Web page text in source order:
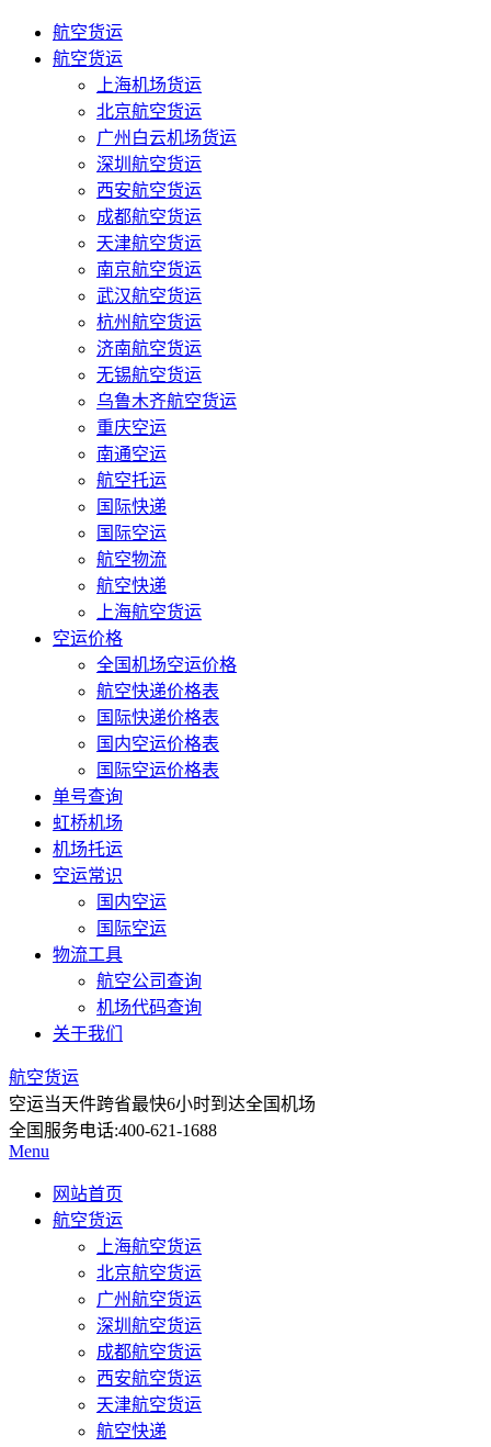
航空货运
航空货运
上海机场货运
北京航空货运
广州白云机场货运
深圳航空货运
西安航空货运
成都航空货运
天津航空货运
南京航空货运
武汉航空货运
杭州航空货运
济南航空货运
无锡航空货运
乌鲁木齐航空货运
重庆空运
南通空运
航空托运
国际快递
国际空运
航空物流
航空快递
上海航空货运
空运价格
全国机场空运价格
航空快递价格表
国际快递价格表
国内空运价格表
国际空运价格表
单号查询
虹桥机场
机场托运
空运常识
国内空运
国际空运
物流工具
航空公司查询
机场代码查询
关于我们
航空货运
空运当天件跨省最快6小时到达全国机场
全国服务电话:400-621-1688
Menu
网站首页
航空货运
上海航空货运
北京航空货运
广州航空货运
深圳航空货运
成都航空货运
西安航空货运
天津航空货运
航空快递